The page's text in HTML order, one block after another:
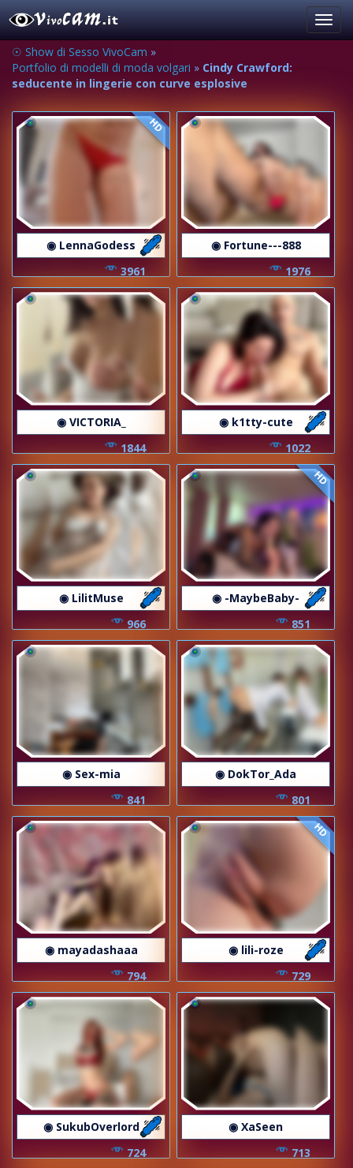
☉ Show di Sesso VivoCam »
Portfolio di modelli di moda volgari » Cindy Crawford:
seducente in lingerie con curve esplosive
HD
◉ LennaGodess
3961
◉ Fortune---888
1976
◉ VICTORIA_
1844
◉ k1tty-cute
1022
◉ LilitMuse
966
HD
◉ -MaybeBaby-
851
◉ Sex-mia
841
◉ DokTor_Ada
801
◉ mayadashaaa
794
HD
◉ lili-roze
729
◉ SukubOverlord
724
◉ XaSeen
713